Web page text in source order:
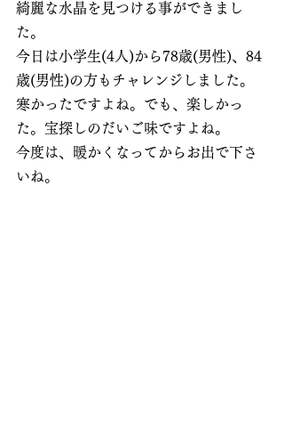
綺麗な水晶を見つける事ができまし
た。
今日は小学生(4人)から78歳(男性)、84
歳(男性)の方もチャレンジしました。
寒かったですよね。でも、楽しかっ
た。宝探しのだいご味ですよね。
今度は、暖かくなってからお出で下さ
いね。